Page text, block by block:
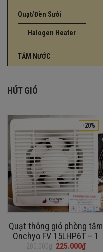
Quạt/Đèn Sưởi
Halogen Heater
TĂM NƯỚC
HÚT GIÓ
-20%
Quạt thông gió phòng tắm
Onchyo FV 15LHP6T – 1
CHIỀU
280.000₫ 225.000₫